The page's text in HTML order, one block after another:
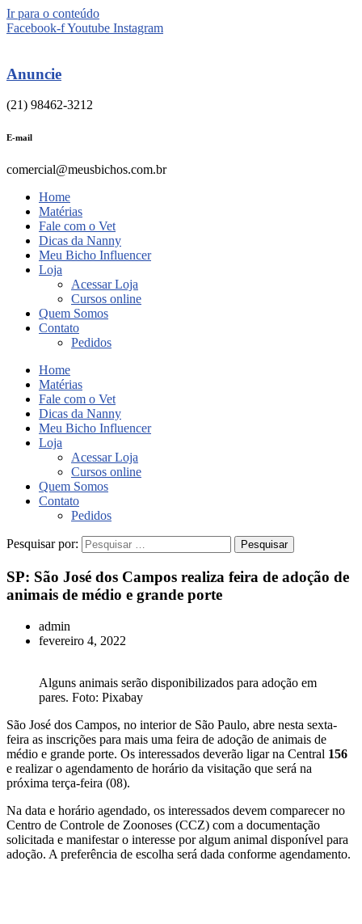
Ir para o conteúdo
Facebook-fYoutube Instagram
Anuncie
(21) 98462-3212
E-mail
comercial@meusbichos.com.br
Home
Matérias
Fale com o Vet
Dicas da Nanny
Meu Bicho Influencer
Loja
Acessar Loja
Cursos online
Quem Somos
Contato
Pedidos
Home
Matérias
Fale com o Vet
Dicas da Nanny
Meu Bicho Influencer
Loja
Acessar Loja
Cursos online
Quem Somos
Contato
Pedidos
Pesquisar por:
SP: São José dos Campos realiza feira de adoção de
animais de médio e grande porte
admin
fevereiro 4, 2022
Alguns animais serão disponibilizados para adoção em
pares. Foto: Pixabay
São José dos Campos, no interior de São Paulo, abre nesta sexta-
feira as inscrições para mais uma feira de adoção de animais de
médio e grande porte. Os interessados deverão ligar na Central 156
e realizar o agendamento de horário da visitação que será na
próxima terça-feira (08).
Na data e horário agendado, os interessados devem comparecer no
Centro de Controle de Zoonoses (CCZ) com a documentação
solicitada e manifestar o interesse por algum animal disponível para
adoção. A preferência de escolha será dada conforme agendamento.